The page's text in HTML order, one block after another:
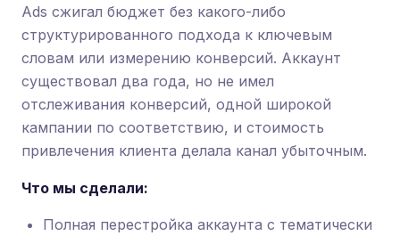
Ads сжигал бюджет без какого-либо
структурированного подхода к ключевым
словам или измерению конверсий. Аккаунт
существовал два года, но не имел
отслеживания конверсий, одной широкой
кампании по соответствию, и стоимость
привлечения клиента делала канал убыточным.
Что мы сделали:
Полная перестройка аккаунта с тематически